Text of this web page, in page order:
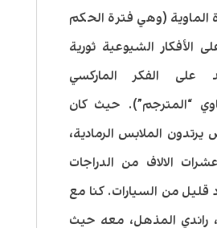
الماوية (وهي فترة الحكم
الأفكار الشيوعية ثورية
على الفكر الماركسي
“المترجم”). حيث كان
الملابس الرمادية،
الالاف من الدراجات
قليل من السيارات. كنا مع
راندي المذهل، معه حيث